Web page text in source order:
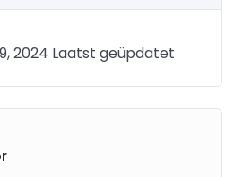
ingeschreven blijven de
materiaal kun je
2024 Laatst geüpdatet